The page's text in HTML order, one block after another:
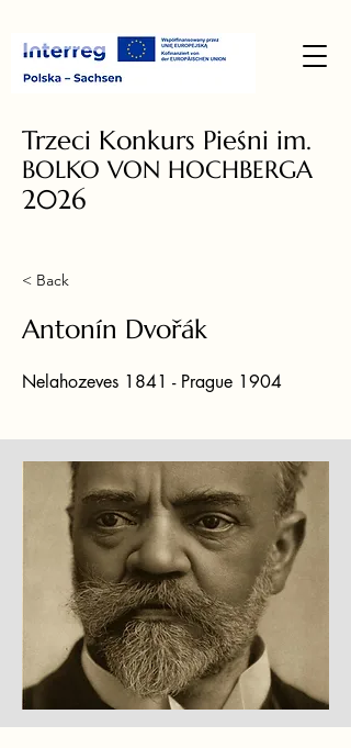
Trzeci Konkurs Pieśni im.
BOLKO VON HOCHBERGA
2026
< Back
Antonín Dvořák
Nelahozeves 1841 - Prague 1904